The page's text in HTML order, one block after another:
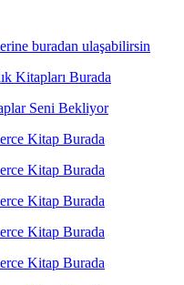
buradan ulaşabilirsin
Kitapları Burada
Seni Bekliyor
Kitap Burada
Kitap Burada
Kitap Burada
Kitap Burada
Kitap Burada